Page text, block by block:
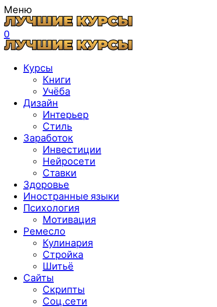
Меню
0
Курсы
Книги
Учёба
Дизайн
Интерьер
Стиль
Заработок
Инвестиции
Нейросети
Ставки
Здоровье
Иностранные языки
Психология
Мотивация
Ремесло
Кулинария
Стройка
Шитьё
Сайты
Скрипты
Соц.сети